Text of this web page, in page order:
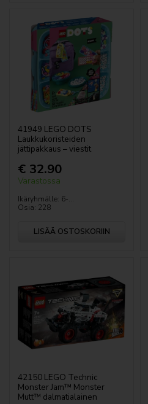
41949 LEGO DOTS
Laukkukoristeiden
jättipakkaus – viestit
€ 32.90
Varastossa
Ikäryhmälle: 6-...
Osia: 228
LISÄÄ OSTOSKORIIN
42150 LEGO Technic
Monster Jam™ Monster
Mutt™ dalmatialainen